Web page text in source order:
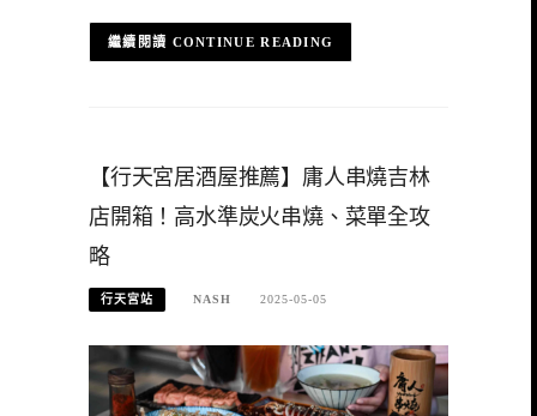
CONTINUE READING
【行天宮居酒屋推薦】庸人串燒吉林
店開箱！高水準炭火串燒、菜單全攻
略
行天宮站 NASH 2025-05-05